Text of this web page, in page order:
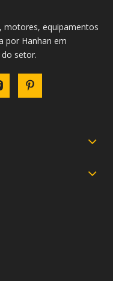
motores, equipamentos
por Hanhan em
setor.